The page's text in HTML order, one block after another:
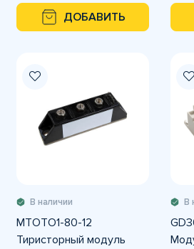
ДОБАВИТЬ
В наличии
MTOTO1-80-12
Тиристорный модуль
В